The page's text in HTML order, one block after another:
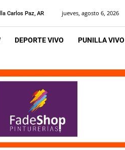
Carlos Paz, AR jueves, agosto 6, 2026
DEPORTE VIVO PUNILLA VIVO